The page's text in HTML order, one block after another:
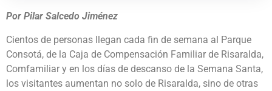
Por Pilar Salcedo Jiménez
Cientos de personas llegan cada fin de semana al Parque
Consotá, de la Caja de Compensación Familiar de Risaralda,
Comfamiliar y en los días de descanso de la Semana Santa,
los visitantes aumentan no solo de Risaralda, sino de otras